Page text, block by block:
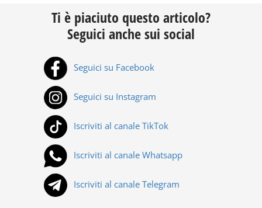
Ti è piaciuto questo articolo?
Seguici anche sui social
Seguici su Facebook
Seguici su Instagram
Iscriviti al canale TikTok
Iscriviti al canale Whatsapp
Iscriviti al canale Telegram